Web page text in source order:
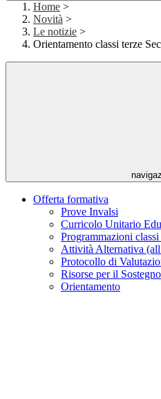
Home >
Novità >
Le notizie >
Orientamento classi terze
Offerta formativa
Prove Invalsi
Curricolo Unitario
Programmazioni
Attività Alternativa
Protocollo di
Risorse per il
Orientamento